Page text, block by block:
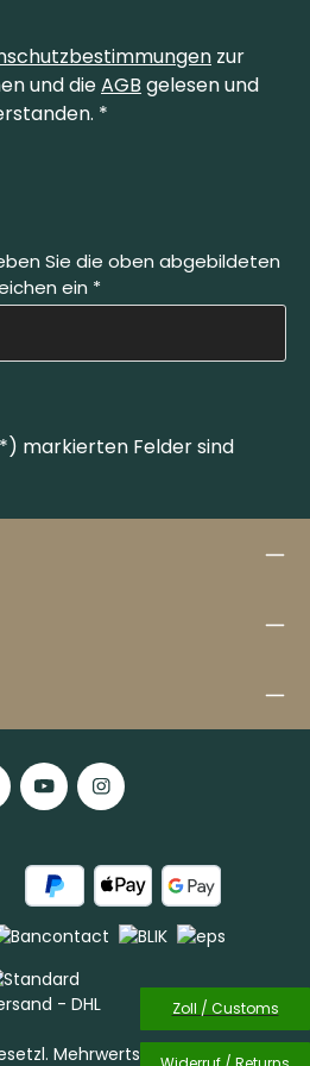
zur
und dieAGB gelesen und
*
Sie die oben abgebildeten
ein *
markierten Felder sind
Mehrwertsteuer zzgl.
Zoll / Customs